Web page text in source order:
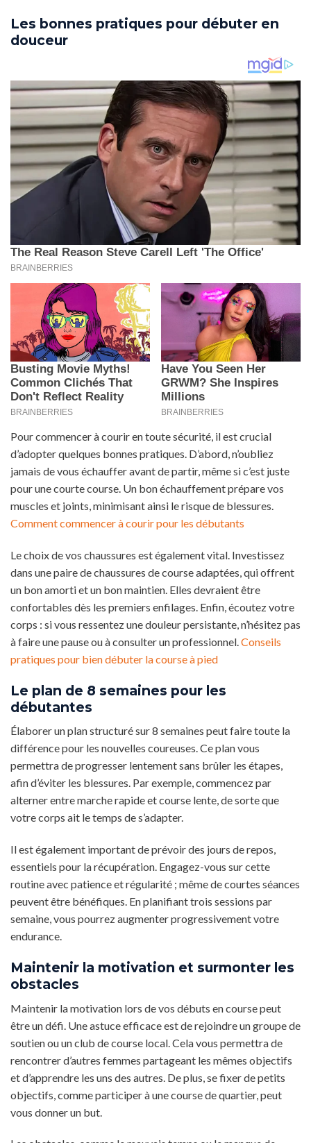
Les bonnes pratiques pour débuter en
douceur
Pour commencer à courir en toute sécurité, il est crucial
d’adopter quelques bonnes pratiques. D’abord, n’oubliez
jamais de vous échauffer avant de partir, même si c’est juste
pour une courte course. Un bon échauffement prépare vos
muscles et joints, minimisant ainsi le risque de blessures.
Comment commencer à courir pour les débutants
Le choix de vos chaussures est également vital. Investissez
dans une paire de chaussures de course adaptées, qui offrent
un bon amorti et un bon maintien. Elles devraient être
confortables dès les premiers enfilages. Enfin, écoutez votre
corps : si vous ressentez une douleur persistante, n’hésitez pas
à faire une pause ou à consulter un professionnel.Conseils
pratiques pour bien débuter la course à pied
Le plan de 8 semaines pour les
débutantes
Élaborer un plan structuré sur 8 semaines peut faire toute la
différence pour les nouvelles coureuses. Ce plan vous
permettra de progresser lentement sans brûler les étapes,
afin d’éviter les blessures. Par exemple, commencez par
alterner entre marche rapide et course lente, de sorte que
votre corps ait le temps de s’adapter.
Il est également important de prévoir des jours de repos,
essentiels pour la récupération. Engagez-vous sur cette
routine avec patience et régularité ; même de courtes séances
peuvent être bénéfiques. En planifiant trois sessions par
semaine, vous pourrez augmenter progressivement votre
endurance.
Maintenir la motivation et surmonter les
obstacles
Maintenir la motivation lors de vos débuts en course peut
être un défi. Une astuce efficace est de rejoindre un groupe de
soutien ou un club de course local. Cela vous permettra de
rencontrer d’autres femmes partageant les mêmes objectifs
et d’apprendre les uns des autres. De plus, se fixer de petits
objectifs, comme participer à une course de quartier, peut
vous donner un but.